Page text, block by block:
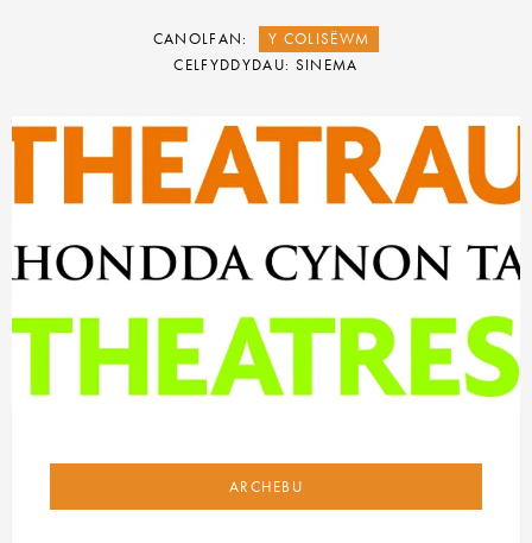
CANOLFAN:
Y COLISËWM
CELFYDDYDAU: SINEMA
ARCHEBU